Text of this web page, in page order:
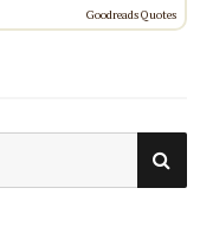
Goodreads Quotes